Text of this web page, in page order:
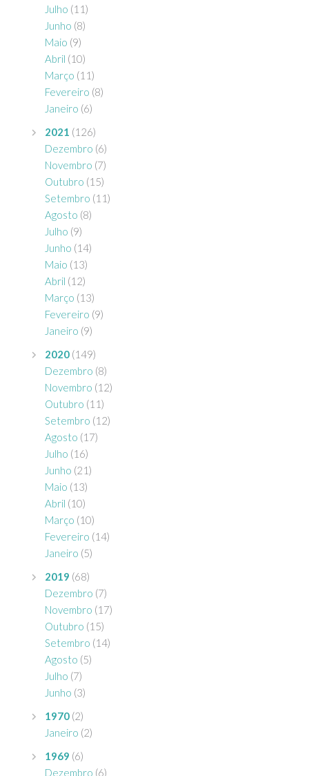
Julho (11)
Junho (8)
Maio (9)
Abril (10)
Março (11)
Fevereiro (8)
Janeiro (6)
2021 (126)
Dezembro (6)
Novembro (7)
Outubro (15)
Setembro (11)
Agosto (8)
Julho (9)
Junho (14)
Maio (13)
Abril (12)
Março (13)
Fevereiro (9)
Janeiro (9)
2020 (149)
Dezembro (8)
Novembro (12)
Outubro (11)
Setembro (12)
Agosto (17)
Julho (16)
Junho (21)
Maio (13)
Abril (10)
Março (10)
Fevereiro (14)
Janeiro (5)
2019 (68)
Dezembro (7)
Novembro (17)
Outubro (15)
Setembro (14)
Agosto (5)
Julho (7)
Junho (3)
1970 (2)
Janeiro (2)
1969 (6)
Dezembro (6)